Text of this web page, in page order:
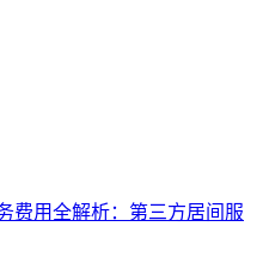
费用全解析：第三方居间服